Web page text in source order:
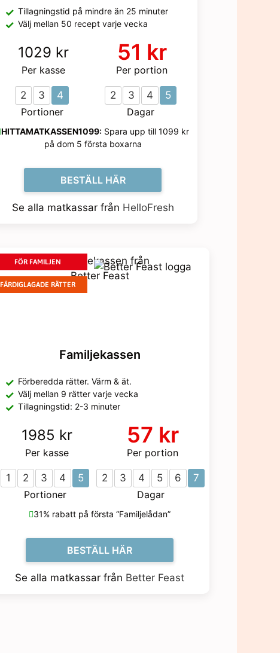
Tillagningstid på mindre än 25 minuter
Välj mellan 50 recept varje vecka
1029 kr
Per kasse
51 kr
Per portion
2 3
4
Portioner
2 3 4
5
Dagar
HITTAMATKASSEN1099: Spara upp till 1099 kr
på dom 5 första boxarna
BESTÄLL HÄR
Se alla matkassar från HelloFresh
FÖR FAMILJEN
FÄRDIGLAGADE RÄTTER
Familjekassen
Förberedda rätter. Värm & ät.
Välj mellan 9 rätter varje vecka
Tillagningstid: 2-3 minuter
1985 kr
Per kasse
57 kr
Per portion
1 2 3 4
5
Portioner
2 3 4 5 6
7
Dagar
31% rabatt på första “Familjelådan”
BESTÄLL HÄR
Se alla matkassar från Better Feast